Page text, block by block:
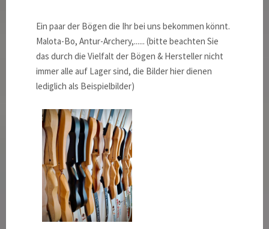
Ein paar der Bögen die Ihr bei uns bekommen könnt.
Malota-Bo, Antur-Archery,...... (bitte beachten Sie
das durch die Vielfalt der Bögen & Hersteller nicht
immer alle auf Lager sind, die Bilder hier dienen
lediglich als Beispielbilder)